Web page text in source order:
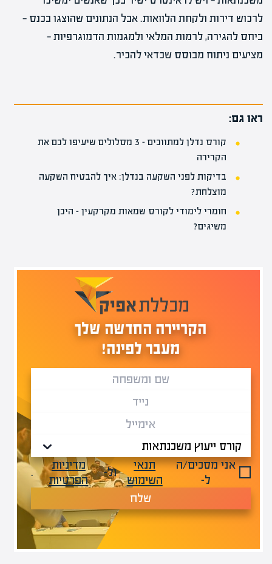
לרכוש דירות ולקחת הלוואות. אבל הנתונים שהוצגו בכנס —
ביחס להגירה, לרמות המלאי ולמגמות הדמוגרפיות —
מציעים ניתוח מבוסס שכדאי להכיר.
ראו גם:
קורס נדלן למתווכים – 3 מסלולים שיעיפו לכם את
הקרירה
בדיקות לפני השקעה בנדלן: איך להבטיח השקעה
מוצלחת?
חומרי לימודי לקורס שמאות מקרקעין – היכן
משיגים?
הקריירה החדשה שלך
מעבר לפינה!
אני מסכים/ה
ל-
תנאי
השימוש
ול-
מדיניות
הפרטיות
.
שלח